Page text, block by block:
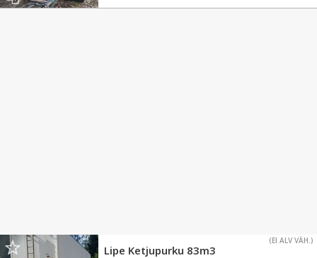
(EI ALV VÄH.)
Lipe Ketjupurku 83m3